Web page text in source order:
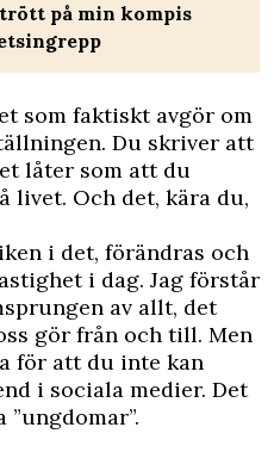
på min kompis
som faktiskt avgör om
Du skriver att
låter som att du
livet. Och det, kära du,
i det, förändras och
i dag. Jag förstår
av allt, det
gör från och till. Men
för att du inte kan
i sociala medier. Det